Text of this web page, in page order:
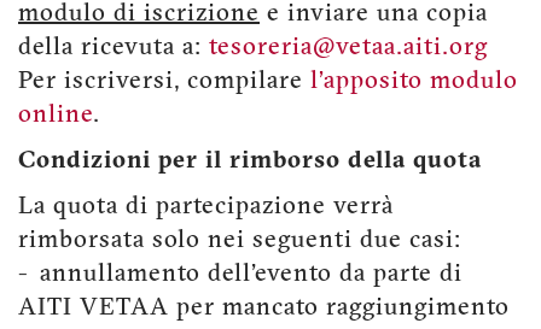
modulo di iscrizione e inviare una copia
della ricevuta a: tesoreria@vetaa.aiti.org
Per iscriversi, compilare l’apposito modulo
online.
Condizioni per il rimborso della quota
La quota di partecipazione verrà
rimborsata solo nei seguenti due casi:
- annullamento dell'evento da parte di
AITI VETAA per mancato raggiungimento